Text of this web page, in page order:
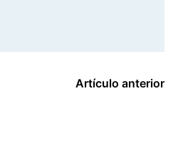
Artículo anterior